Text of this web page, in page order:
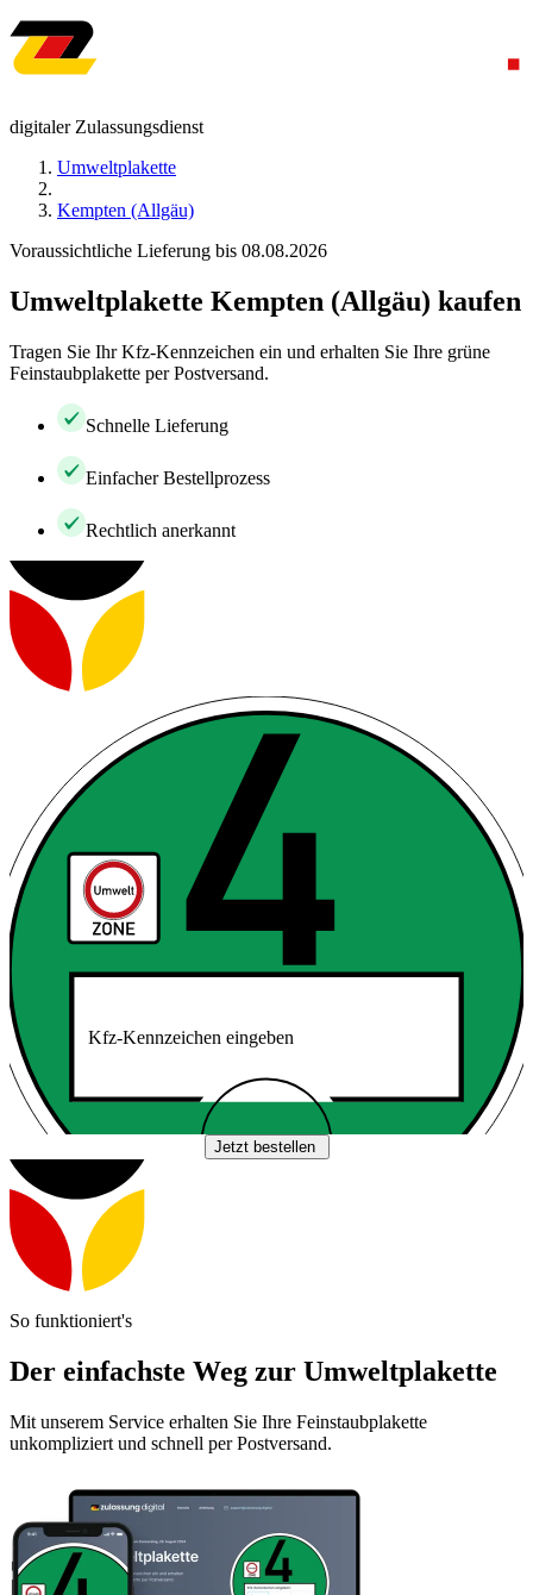
digitaler Zulassungsdienst
Umweltplakette
Kempten (Allgäu)
Voraussichtliche Lieferung bis 08.08.2026
Umweltplakette Kempten (Allgäu) kaufen
Tragen Sie Ihr Kfz-Kennzeichen ein und erhalten Sie Ihre grüne
Feinstaubplakette per Postversand.
Schnelle Lieferung
Einfacher Bestellprozess
Rechtlich anerkannt
Kfz-Kennzeichen eingeben
Jetzt bestellen
So funktioniert's
Der einfachste Weg zur Umweltplakette
Mit unserem Service erhalten Sie Ihre Feinstaubplakette
unkompliziert und schnell per Postversand.